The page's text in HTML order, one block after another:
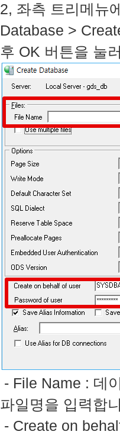
2, 좌측 트리메뉴
Database >
후 OK 버튼을 눌
- File Name : 데
파일명을 입력합
- Create on